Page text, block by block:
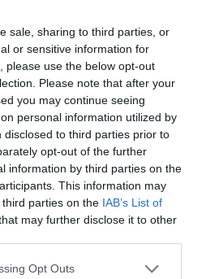
sale, sharing to third parties, or
or sensitive information for
please use the below opt-out
Please note that after your
you may continue seeing
personal information utilized by
to third parties prior to
opt-out of the further
information by third parties on the
This information may
parties on the IAB’s List of
may further disclose it to other
Opt Outs